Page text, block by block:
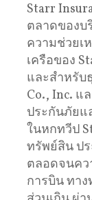
Starr
ตลาดของบ
ความช่วยเ
เครือของ
และสำหรับ
Co., Inc. แ
ประกันภัยแ
ในหกทวีป
ทรัพย์สิน ป
ตลอดจนคว
การบิน ทา